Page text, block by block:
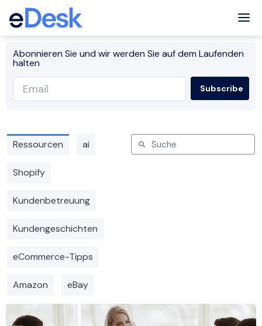
Abonnieren Sie und wir werden Sie auf dem Laufenden
halten
Ressourcen ai
Shopify
Kundenbetreuung
Kundengeschichten
eCommerce-Tipps
Amazon eBay